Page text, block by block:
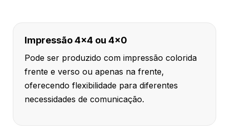
Impressão 4x4 ou 4x0
Pode ser produzido com impressão colorida
frente e verso ou apenas na frente,
oferecendo flexibilidade para diferentes
necessidades de comunicação.